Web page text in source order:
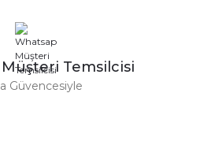
diğer sitelerden daha pahalı.
benzer farklı alternatifler olmalı.
Temsilcisi
Güvencesiyle